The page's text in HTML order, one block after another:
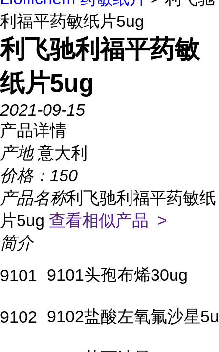
利福平药敏纸片5ug
利飞驰利福平药敏
纸片5ug
2021-09-15
产品详情
产地 意大利
价格： 150
产品名称利飞驰利福平药敏纸
片5ug 查看相似产品 >
简介
9101 9101头孢布烯30ug
9102 9102盐酸左氧氟沙星